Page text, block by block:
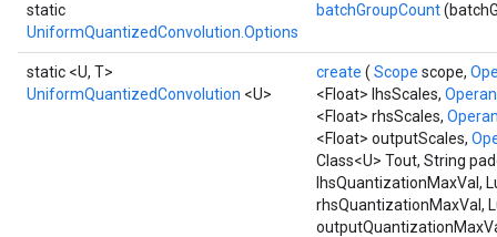
static
UniformQuantizedConvolution.Options
batchGroupCount
static <U, T>
UniformQuantizedConvolution <U>
create ( Scope scope,
<Float> lhsScales,
<Float> rhsScales,
<Float> outputScales,
Class<U> Tout, String
lhsQuantizationMaxVal,
rhsQuantizationMaxVal,